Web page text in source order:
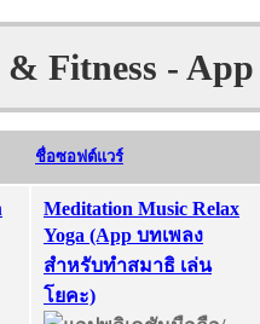
& Fitness -
ชื่อซอฟต์แวร์
Meditation Music Relax
Yoga (App บทเพลง
สำหรับทำสมาธิ เล่น
โยคะ)